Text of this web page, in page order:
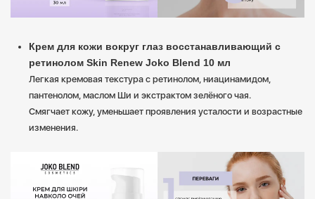
Крем для кожи вокруг глаз восстанавливающий с
ретинолом Skin Renew Joko Blend 10 мл
Легкая кремовая текстура с ретинолом, ниацинамидом,
пантенолом, маслом Ши и экстрактом зелёного чая.
Смягчает кожу, уменьшает проявления усталости и возрастные
изменения.